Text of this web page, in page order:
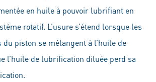
en huile à pouvoir lubrifiant en
rotatif. L’usure s’étend lorsque les
piston se mélangent à l’huile de
l’huile de lubrification diluée perd sa